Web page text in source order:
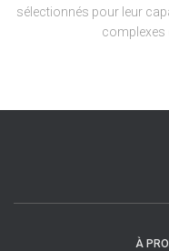
sélectionnés pour leur
complexes
À